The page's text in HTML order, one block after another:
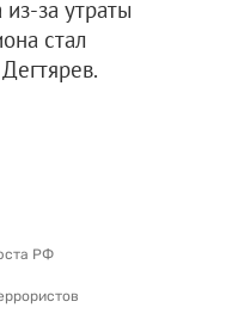
за утраты
стал
РФ